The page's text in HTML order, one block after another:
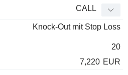
CALL
Knock-Out mit Stop Loss
20
7,220 EUR